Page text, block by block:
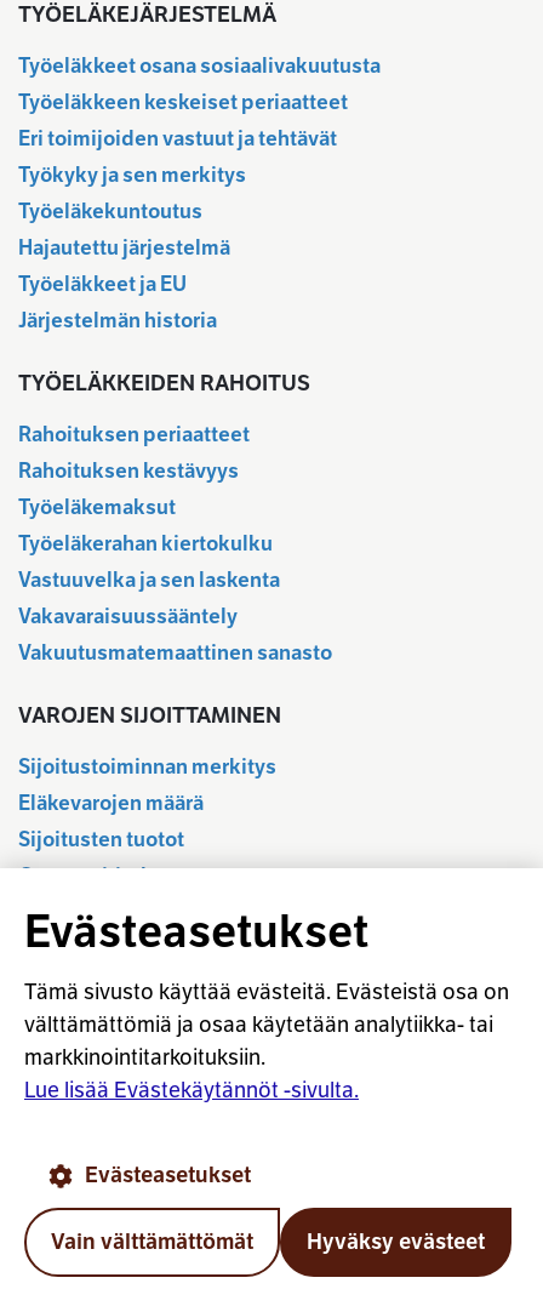
TYÖELÄKEJÄRJESTELMÄ
Työeläkkeet osana sosiaalivakuutusta
Työeläkkeen keskeiset periaatteet
Eri toimijoiden vastuut ja tehtävät
Työkyky ja sen merkitys
Työeläkekuntoutus
Hajautettu järjestelmä
Työeläkkeet ja EU
Järjestelmän historia
TYÖELÄKKEIDEN RAHOITUS
Rahoituksen periaatteet
Rahoituksen kestävyys
Työeläkemaksut
Työeläkerahan kiertokulku
Vastuuvelka ja sen laskenta
Vakavaraisuussääntely
Vakuutusmatemaattinen sanasto
VAROJEN SIJOITTAMINEN
Sijoitustoiminnan merkitys
Eläkevarojen määrä
Sijoitusten tuotot
Osavuositiedot
Tilastotietokanta
Sijoitustoiminnan sääntely
Vastuullinen sijoittaminen
Sijoitussanasto
Osaketuoton ennakointi
Evästekäytännöt
Evästeasetukset
Tämä sivusto käyttää evästeitä. Evästeistä osa on
välttämättömiä ja osaa käytetään analytiikka- tai
markkinointitarkoituksiin.
Lue lisää Evästekäytännöt -sivulta.
Evästeasetukset
Vain välttämättömät Hyväksy evästeet